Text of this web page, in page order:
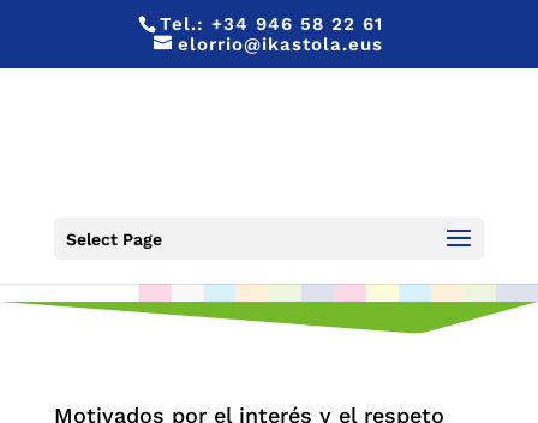
Tel.:+34 946 58 22 61
elorrio@ikastola.eus
Select Page
AGENDA 21
Motivados por el interés y el respeto